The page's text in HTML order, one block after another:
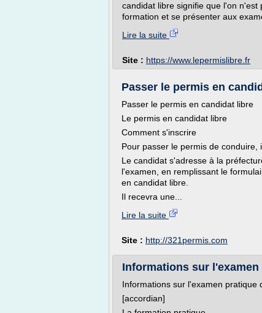
candidat libre signifie que l'on
formation et se présenter aux
Lire la suite
Site : https://www.lepermislibre.fr
Passer le permis en
Passer le permis en candidat libre
Le permis en candidat libre
Comment s'inscrire
Pour passer le permis de conduire,
Le candidat s'adresse à la
l'examen, en remplissant le
en candidat libre.
Il recevra une...
Lire la suite
Site : http://321permis.com
Informations sur
Informations sur l'examen pratique
[accordian]